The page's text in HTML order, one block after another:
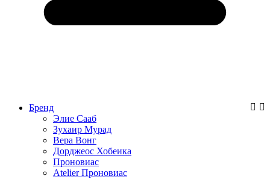
Бренд
Элие Сааб
Зухаир Мурад
Вера Вонг
Дорджеос Хобеика
Проновиас
Atelier Проновиас